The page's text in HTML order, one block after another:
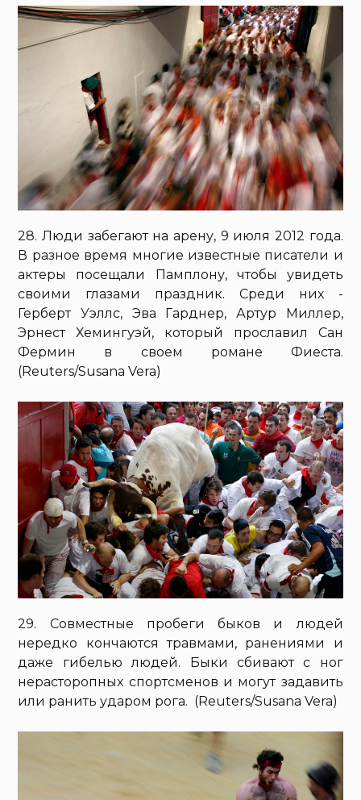
28. Люди забегают на арену, 9 июля 2012 года.
В разное время многие известные писатели и
актеры посещали Памплону, чтобы увидеть
своими глазами праздник. Среди них -
Герберт Уэллс, Эва Гарднер, Артур Миллер,
Эрнест Хемингуэй, который прославил Сан
Фермин в своем романе Фиеста.
(Reuters/Susana Vera)
29. Совместные пробеги быков и людей
нередко кончаются травмами, ранениями и
даже гибелью людей. Быки сбивают с ног
нерасторопных спортсменов и могут задавить
или ранить ударом рога. (Reuters/Susana Vera)